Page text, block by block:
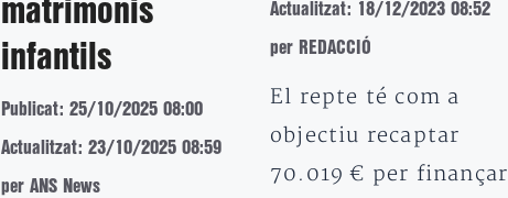
matrimonis
infantils
Publicat: 25/10/2025 08:00
Actualitzat: 23/10/2025 08:59
per ANS News
Actualitzat: 18/12/2023 08:52
per REDACCIÓ
El repte té com a
objectiu recaptar
70.019 € per finançar